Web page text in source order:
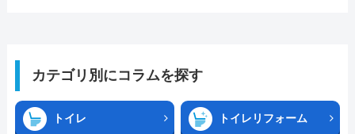
カテゴリ別にコラムを探す
トイレ トイレリフォーム